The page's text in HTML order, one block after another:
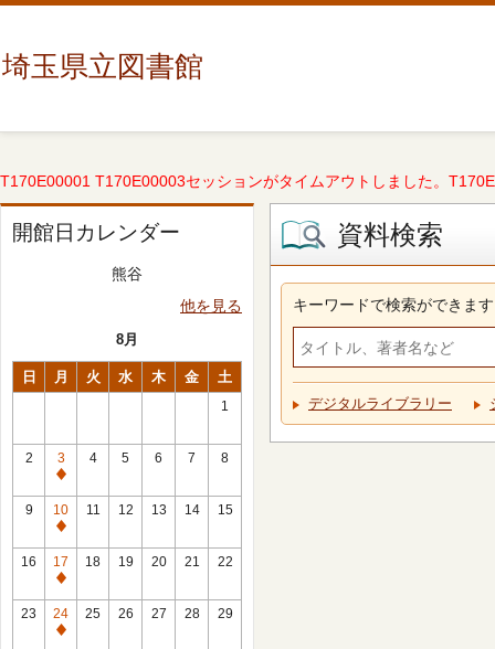
埼玉県立図書館
T170E00001 T170E00003セッションがタイムアウトしました。
開館日カレンダー
熊谷
他を見る
8月
日 月 火 水 木 金 土
1
2
3
休
館
日
4 5 6 7 8
9
10
休
館
日
11 12 13 14 15
16
17
休
館
日
18 19 20 21 22
23
24
休
25 26 27 28 29
資料検索
キーワードで検索ができます
デジタルライブラリー